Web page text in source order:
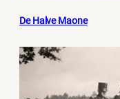
De Halve Maone